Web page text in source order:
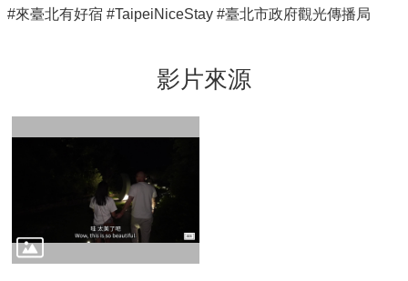
#來臺北有好宿 #TaipeiNiceStay #臺北市政府觀光傳播局
影片來源